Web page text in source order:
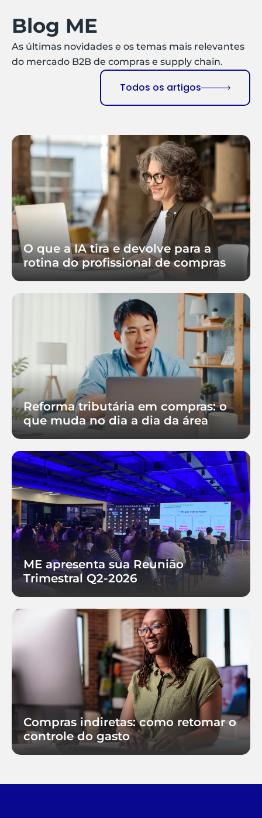
Blog ME
As últimas novidades e os temas mais relevantes
do mercado B2B de compras e supply chain.
Todos os artigos
O que a IA tira e devolve para a
rotina do profissional de compras
Reforma tributária em compras: o
que muda no dia a dia da área
ME apresenta sua Reunião
Trimestral Q2-2026
Compras indiretas: como retomar o
controle do gasto